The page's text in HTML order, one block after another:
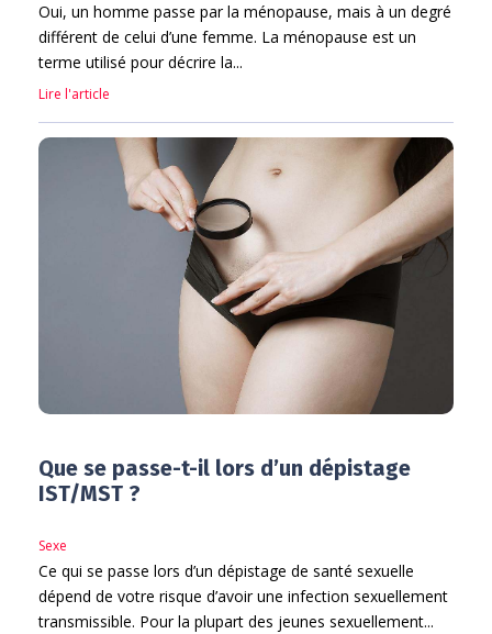
Oui, un homme passe par la ménopause, mais à un degré
différent de celui d’une femme. La ménopause est un
terme utilisé pour décrire la...
Lire l'article
Que se passe-t-il lors d’un dépistage
IST/MST ?
Sexe
Ce qui se passe lors d’un dépistage de santé sexuelle
dépend de votre risque d’avoir une infection sexuellement
transmissible. Pour la plupart des jeunes sexuellement...